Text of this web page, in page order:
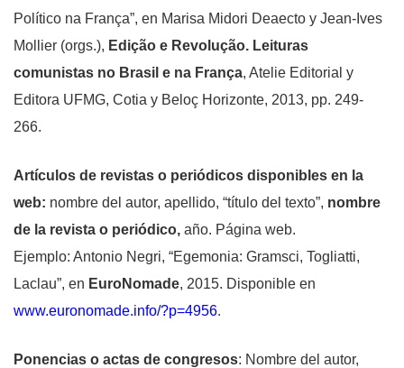
Político na França”, en Marisa Midori Deaecto y Jean-Ives
Mollier (orgs.), Edição e Revolução. Leituras
comunistas no Brasil e na França, Atelie Editorial y
Editora UFMG, Cotia y Beloç Horizonte, 2013, pp. 249-
266.
Artículos de revistas o periódicos disponibles en la
web: nombre del autor, apellido, “título del texto”, nombre
de la revista o periódico, año. Página web.
Ejemplo: Antonio Negri, “Egemonia: Gramsci, Togliatti,
Laclau”, en EuroNomade, 2015. Disponible en
www.euronomade.info/?p=4956.
Ponencias o actas de congresos: Nombre del autor,